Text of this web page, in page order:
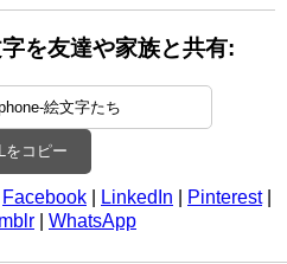
を友達や家族と共有:
をコピー
Facebook LinkedIn Pinterest|
WhatsApp